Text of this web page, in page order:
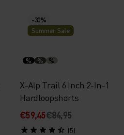
-30%
Summer Sale
% % %
X-Alp Trail 6 Inch 2-In-1
Hardloopshorts
€59,45€84,95
(5)